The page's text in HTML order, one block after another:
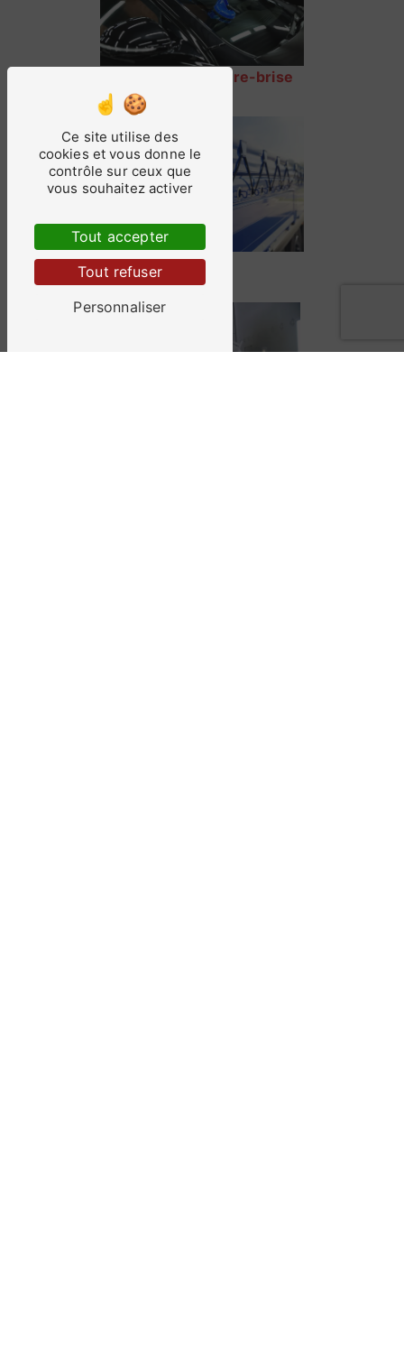
Réparation de pare-brise
Bâche
Ce site utilise des
cookies et vous donne le
contrôle sur ceux que
vous souhaitez activer
Tout accepter
Tout refuser
Personnaliser